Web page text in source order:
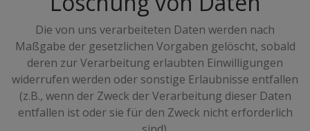
Die von uns verarbeiteten Daten werden nach
Maßgabe der gesetzlichen Vorgaben gelöscht, sobald
deren zur Verarbeitung erlaubten Einwilligungen
widerrufen werden oder sonstige Erlaubnisse entfallen
(z.B., wenn der Zweck der Verarbeitung dieser Daten
entfallen ist oder sie für den Zweck nicht erforderlich